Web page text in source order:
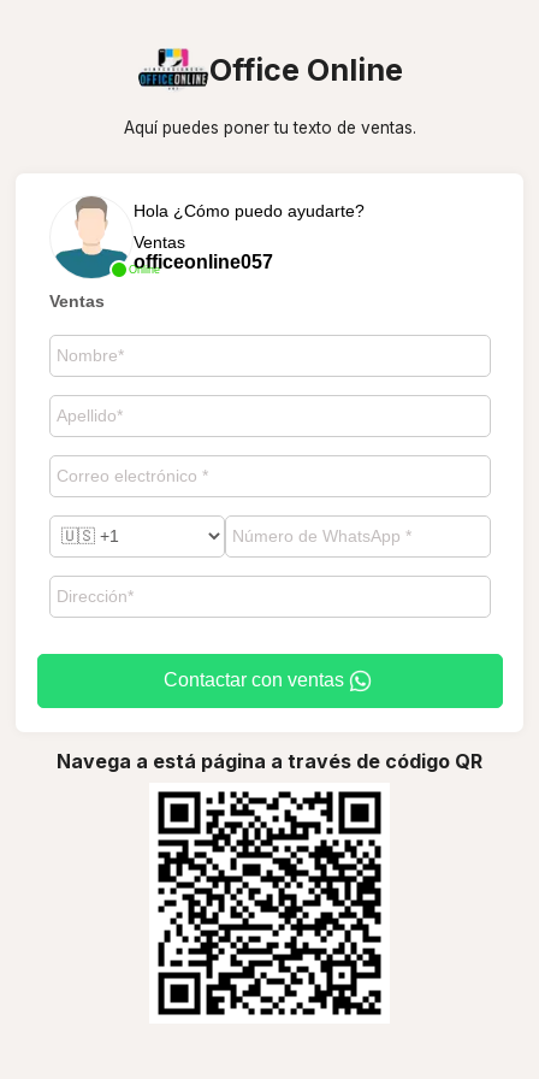
Office Online
Aquí puedes poner tu texto de ventas.
Online
Hola ¿Cómo puedo ayudarte?
Ventas
officeonline057
Ventas
Contactar con ventas
Navega a está página a través de código QR